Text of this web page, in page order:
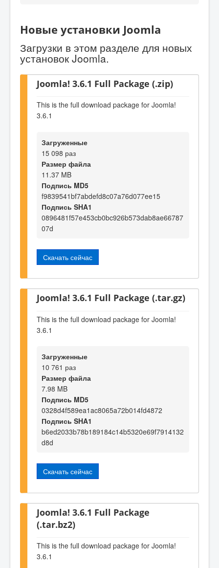
Новые установки Joomla
Загрузки в этом разделе для новых
установок Joomla.
Joomla! 3.6.1 Full Package (.zip)
This is the full download package for Joomla!
3.6.1
Загруженные
15 098 раз
Размер файла
11.37 MB
Подпись MD5
f9839541bf7abdefd8c07a76d077ee15
Подпись SHA1
0896481f57e453cb0bc926b573dab8ae66787
07d
Скачать сейчас
Joomla! 3.6.1 Full Package (.tar.gz)
This is the full download package for Joomla!
3.6.1
Загруженные
10 761 раз
Размер файла
7.98 MB
Подпись MD5
0328d4f589ea1ac8065a72b014fd4872
Подпись SHA1
b6ed2033b78b189184c14b5320e69f7914132
d8d
Скачать сейчас
Joomla! 3.6.1 Full Package
(.tar.bz2)
This is the full download package for Joomla!
3.6.1